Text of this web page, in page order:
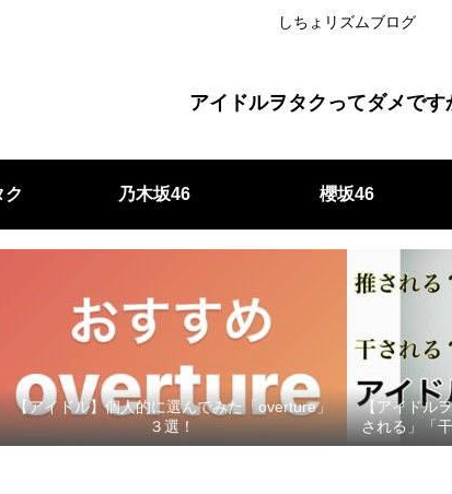
しちょリズムブログ
アイドルヲタクってダメです
ク 乃木坂46 櫻坂46
【アイドル】個人的に選んでみた「overture」
３選！
【アイドル
される」「
印象をも